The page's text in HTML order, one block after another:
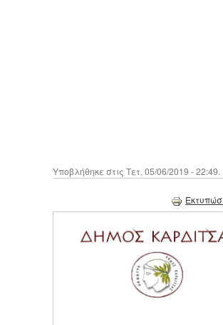
Υποβλήθηκε στις Τετ, 05/06/2019 - 22:49.